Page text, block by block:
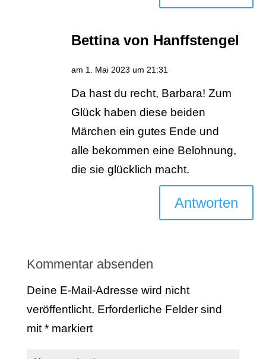
Bettina von Hanffstengel
am 1. Mai 2023 um 21:31
Da hast du recht, Barbara! Zum
Glück haben diese beiden
Märchen ein gutes Ende und
alle bekommen eine Belohnung,
die sie glücklich macht.
Antworten
Kommentar absenden
Deine E-Mail-Adresse wird nicht
veröffentlicht. Erforderliche Felder sind
mit *markiert